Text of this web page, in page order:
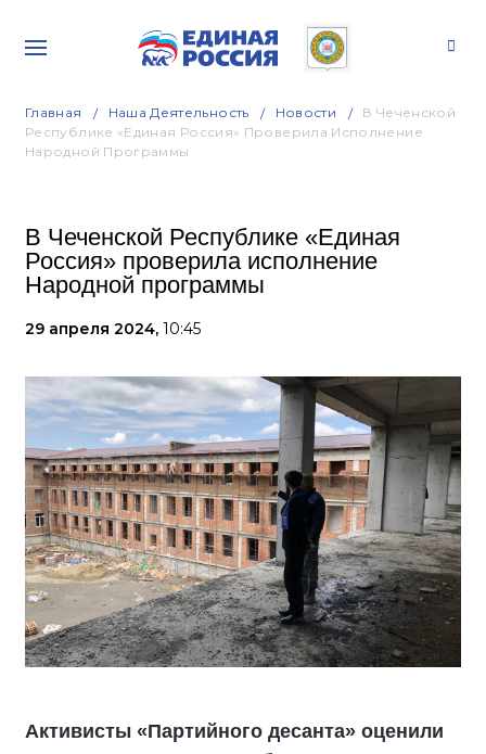
Главная Наша Деятельность Новости
В Чеченской
Республике «Единая Россия» Проверила Исполнение
Народной Программы
В Чеченской Республике «Единая
Россия» проверила исполнение
Народной программы
29 апреля 2024, 10:45
Активисты «Партийного десанта» оценили